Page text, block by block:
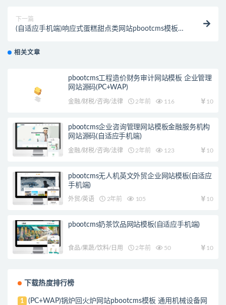
下一篇
(自适应手机端)响应式蛋糕甜点类网站pbootcms模板
相关文章
pbootcms工程造价财务审计网站模板 企业管理
网站源码(PC+WAP)
金融/财税/咨询/法律 2年前 116 10
pbootcms企业咨询管理网站模板金融服务机构
网站源码(自适应手机端)
金融/财税/咨询/法律 2年前 123 10
pbootcms无人机英文外贸企业网站模板(自适应
手机端)
外贸/英语 2年前 105 10
pbootcms奶茶饮品网站模板(自适应手机端)
食品/果蔬/饮料/日用 2年前 50 10
下载热度排行榜
1
(PC+WAP)锅炉回火炉网站pbootcms模板 通用机械设备网